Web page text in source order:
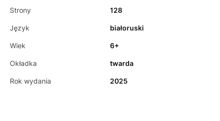
Strony 128
Język białoruski
Wiek 6+
Okładka twarda
Rok wydania 2025